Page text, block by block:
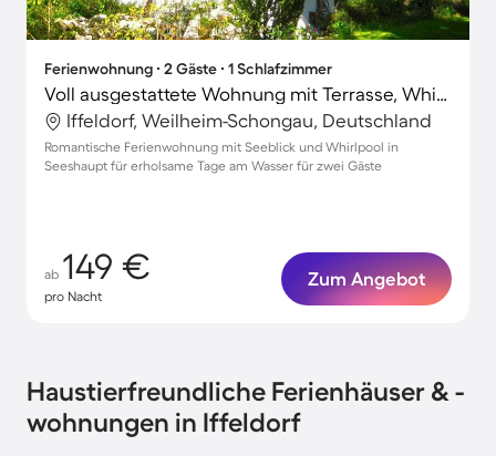
Ferienwohnung ∙ 2 Gäste ∙ 1 Schlafzimmer
Voll ausgestattete Wohnung mit Terrasse, Whirlpool und Garten | Bergblick
Iffeldorf, Weilheim-Schongau, Deutschland
Romantische Ferienwohnung mit Seeblick und Whirlpool in
Seeshaupt für erholsame Tage am Wasser für zwei Gäste
ab 149 €
pro Nacht
Zum Angebot
Haustierfreundliche Ferienhäuser & -
wohnungen in Iffeldorf